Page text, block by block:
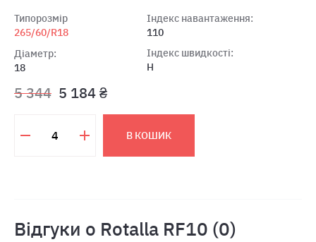
Типорозмір
265/60/R18
Діаметр:
18
Індекс навантаження:
110
Індекс швидкості:
H
5 344 5 184 ₴
В КОШИК
Відгуки о Rotalla RF10 (0)